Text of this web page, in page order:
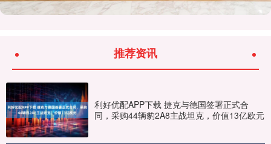
推荐资讯
利好优配APP下载 捷克与德国签署正式合
同，采购44辆豹2A8主战坦克，价值13亿欧元